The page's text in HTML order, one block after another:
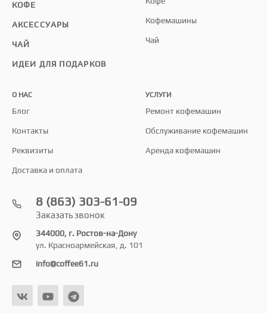
КОФЕ
АКСЕССУАРЫ
ЧАЙ
ИДЕИ ДЛЯ ПОДАРКОВ
Кофемашины
Чай
О НАС
Блог
Контакты
Реквизиты
Доставка и оплата
УСЛУГИ
Ремонт кофемашин
Обслуживание кофемашин
Аренда кофемашин
8 (863) 303-61-09
Заказать звонок
344000, г. Ростов-на-Дону
ул. Красноармейская, д. 101
info@coffee61.ru